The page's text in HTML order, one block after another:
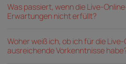
Was passiert, wenn die Live-
Erwartungen nicht erfüllt?
Woher weiß ich, ob ich für die
ausreichende Vorkenntnisse